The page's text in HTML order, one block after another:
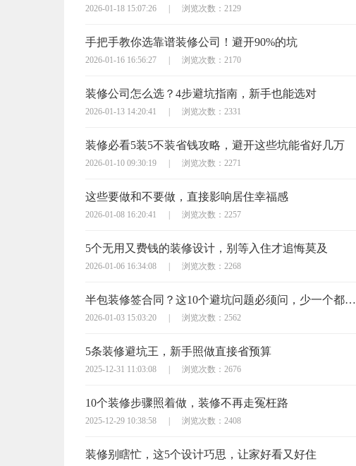
2026-01-18 15:07:26 | 浏览次数：2129
手把手教你选靠谱装修公司！避开90%的坑
2026-01-16 16:56:27 | 浏览次数：2170
装修公司怎么选？4步避坑指南，新手也能选对
2026-01-13 14:20:41 | 浏览次数：2331
装修必看5装5不装省钱攻略，避开这些坑能省好几万
2026-01-10 09:30:19 | 浏览次数：2271
这些要做和不要做，直接影响居住幸福感
2026-01-08 16:20:41 | 浏览次数：2257
5个无用又费钱的装修设计，别等入住才追悔莫及
2026-01-06 16:34:08 | 浏览次数：2268
半包装修签合同？这10个避坑问题必须问，少一个都可能亏大
2026-01-03 15:03:20 | 浏览次数：2562
5条装修避坑王，新手照做直接省预算
2025-12-31 11:03:08 | 浏览次数：2676
10个装修步骤照着做，装修不再走冤枉路
2025-12-29 10:38:58 | 浏览次数：2408
装修别瞎忙，这5个设计巧思，让家好看又好住